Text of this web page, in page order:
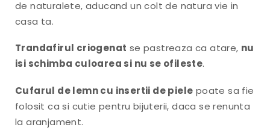
de naturalete, aducand un colt de natura vie in
casa ta.
Trandafirul criogenat se pastreaza ca atare, nu
isi schimba culoarea si nu se ofileste.
Cufarul de lemn cu insertii de piele poate sa fie
folosit ca si cutie pentru bijuterii, daca se renunta
la aranjament.